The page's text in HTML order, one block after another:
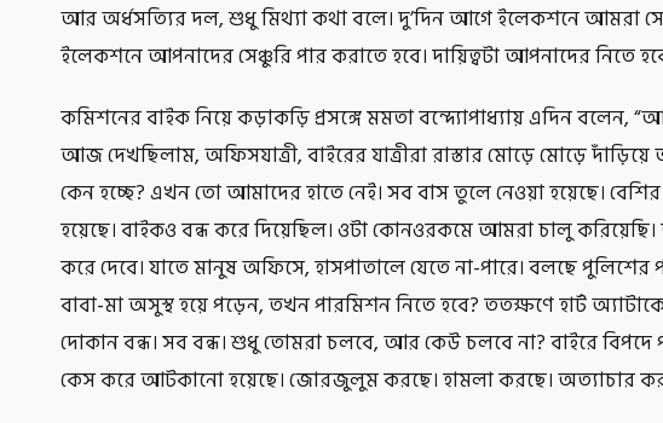
আর অর্ধসত্যির দল, শুধু মিথ্যা কথা বলে। দু’দিন আগে ইলেকশনে আমরা
ইলেকশনে আপনাদের সেঞ্চুরি পার করাতে হবে। দায়িত্বটা আপনাদের নিতে
কমিশনের বাইক নিয়ে কড়াকড়ি প্রসঙ্গে মমতা বন্দ্যোপাধ্যায় এদিন বলেন,
আজ দেখছিলাম, অফিসযাত্রী, বাইরের যাত্রীরা রাস্তার মোড়ে মোড়ে
কেন হচ্ছে? এখন তো আমাদের হাতে নেই। সব বাস তুলে নেওয়া হয়েছে।
হয়েছে। বাইকও বন্ধ করে দিয়েছিল। ওটা কোনওরকমে আমরা চালু করিয়েছি।
করে দেবে। যাতে মানুষ অফিসে, হাসপাতালে যেতে না-পারে। বলছে
বাবা-মা অসুস্থ হয়ে পড়েন, তখন পারমিশন নিতে হবে? ততক্ষণে হার্ট
দোকান বন্ধ। সব বন্ধ। শুধু তোমরা চলবে, আর কেউ চলবে না? বাইরে বিপদে
কেস করে আটকানো হয়েছে। জোরজুলুম করছে। হামলা করছে। অত্যাচার